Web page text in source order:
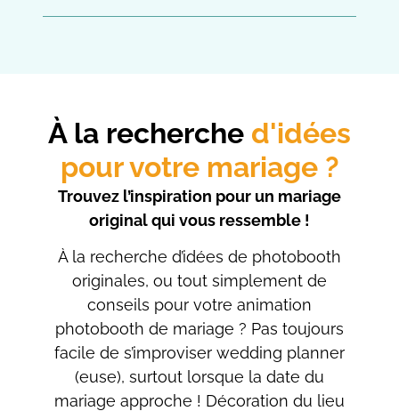
À la recherche d'idées
pour votre mariage ?
Trouvez l’inspiration pour un mariage
original qui vous ressemble !
À la recherche d’idées de photobooth
originales, ou tout simplement de
conseils pour votre animation
photobooth de mariage ? Pas toujours
facile de s’improviser wedding planner
(euse), surtout lorsque la date du
mariage approche ! Décoration du lieu